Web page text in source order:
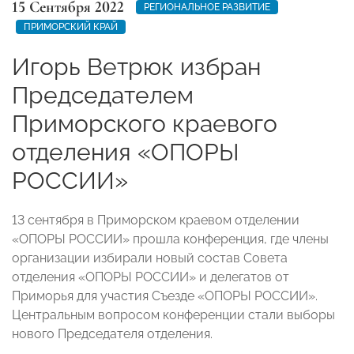
15 Сентября 2022
РЕГИОНАЛЬНОЕ РАЗВИТИЕ
ПРИМОРСКИЙ КРАЙ
Игорь Ветрюк избран
Председателем
Приморского краевого
отделения «ОПОРЫ
РОССИИ»
13 сентября в Приморском краевом отделении
«ОПОРЫ РОССИИ» прошла конференция, где члены
организации избирали новый состав Совета
отделения «ОПОРЫ РОССИИ» и делегатов от
Приморья для участия Съезде «ОПОРЫ РОССИИ».
Центральным вопросом конференции стали выборы
нового Председателя отделения.